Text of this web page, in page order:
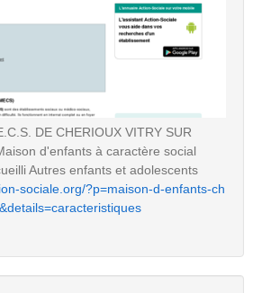
DE CHERIOUX VITRY SUR
d'enfants à caractère social
Autres enfants et adolescents
sociale.org/?p=maison-d-enfants-ch